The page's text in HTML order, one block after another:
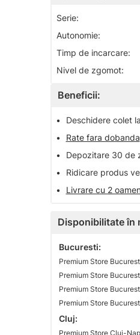
Serie:
Autonomie:
Timp de incarcare:
Nivel de zgomot:
Beneficii:
•
Deschidere colet
•
Rate fara dobanda
•
Depozitare 30 de
•
Ridicare produs
•
Livrare cu 2
Disponibilitate în
Bucuresti:
Premium Store
Premium Store
Premium Store
Cluj: